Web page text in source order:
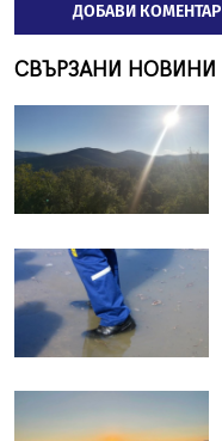
ДОБАВИ КОМЕНТАР
СВЪРЗАНИ НОВИНИ